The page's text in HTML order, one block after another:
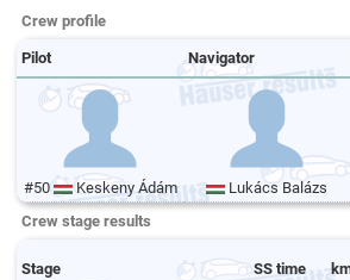
Crew profile
Pilot Navigator
#50 Keskeny Ádám Lukács Balázs
Crew stage results
Stage SS time